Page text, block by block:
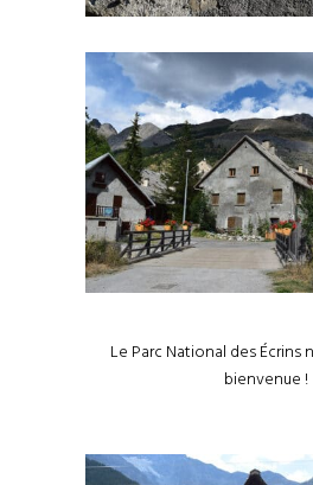
Le Parc National des Écrins
bienvenue !